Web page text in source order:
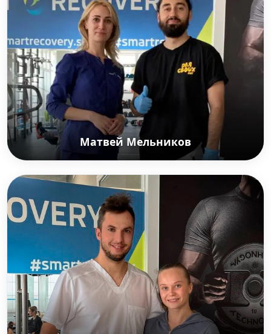
чемпионка 2020, трёхкратная чемпионка мира
2015, 2017, 2019, двукратная чемпионка мира в
помещении 2014, 2018, чемпионка Европы 2018,
двукратная чемпионка Европы в помещении 2015,
2019, трёхкратная победительница командного
чемпионата Европы 2013, 2014, 2015, двукратная
победительница Континента.
Матвей Мельников
Матвей Мельников
Более известный под сценическим псевдонимом
Мот — российский музыкант, рэпер